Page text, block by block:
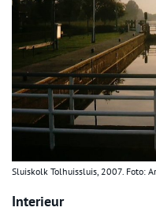
Sluiskolk Tolhuissluis, 2007. Foto:
Interieur